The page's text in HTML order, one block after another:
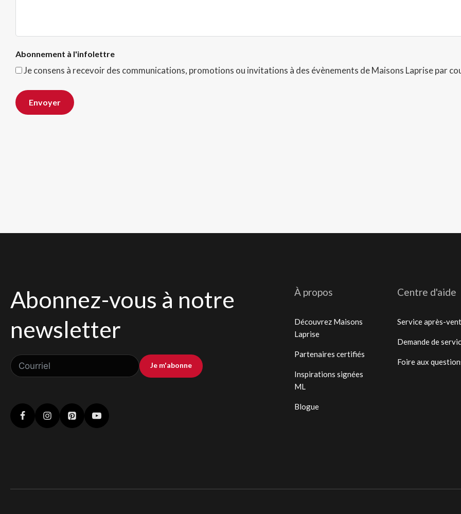
Abonnement à l'infolettre
Je consens à recevoir des communications, promotions ou invitations à des évènements de Maisons Laprise par
Envoyer
Abonnez-vous à notre
newsletter
Je m'abonne
À propos
Découvrez Maisons
Laprise
Partenaires certifiés
Inspirations signées
ML
Blogue
Centre d'aide
Service après-
Demande de
Foire aux